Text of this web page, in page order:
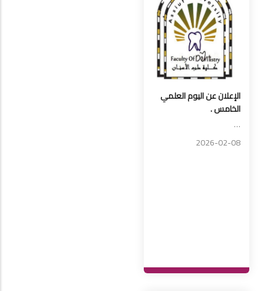
الإعلان عن اليوم العلمي
الخامس .
…
2026-02-08